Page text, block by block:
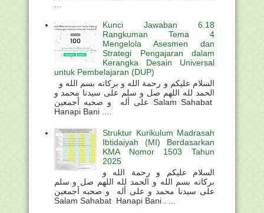
Kunci Jawaban 6.18
Rangkuman Tema 4
Mengelola Asesmen dan
Strategi Pengajaran dalam
Kerangka Desain Universal
untuk Pembelajaran (DUP)
الحمد لله اللهم صل و سلم على سيدنا محمد و
على أله و صحبه أجمعين Salam Sahabat
Hanapi Bani ....
Struktur Kurikulum Madrasah
Ibtidaiyah (MI) Berdasarkan
KMA Nomor 1503 Tahun
2025
السلام عليكم و رحمة الله و
بركاته بسم الله و الحمد لله اللهم صل و سلم
على سيدنا محمد و على أله و صحبه أجمعين
Salam Sahabat Hanapi Bani . ...